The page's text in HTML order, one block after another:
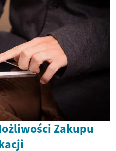
Zakupu